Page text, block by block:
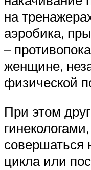
на
аэробика,
–
женщине,
физической
При этом
цикла или